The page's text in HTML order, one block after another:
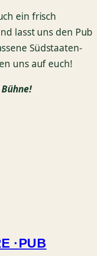
ein frisch
lasst uns den Pub
Südstaaten-
uns auf euch!
·PUB